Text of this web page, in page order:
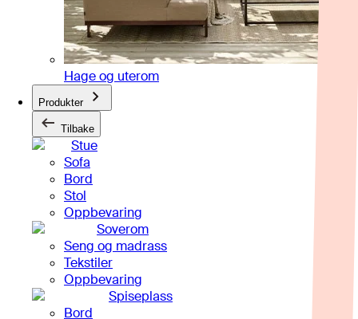
Hage og uterom
Produkter
Tilbake
Stue
Sofa
Bord
Stol
Oppbevaring
Soverom
Seng og madrass
Tekstiler
Oppbevaring
Spiseplass
Bord